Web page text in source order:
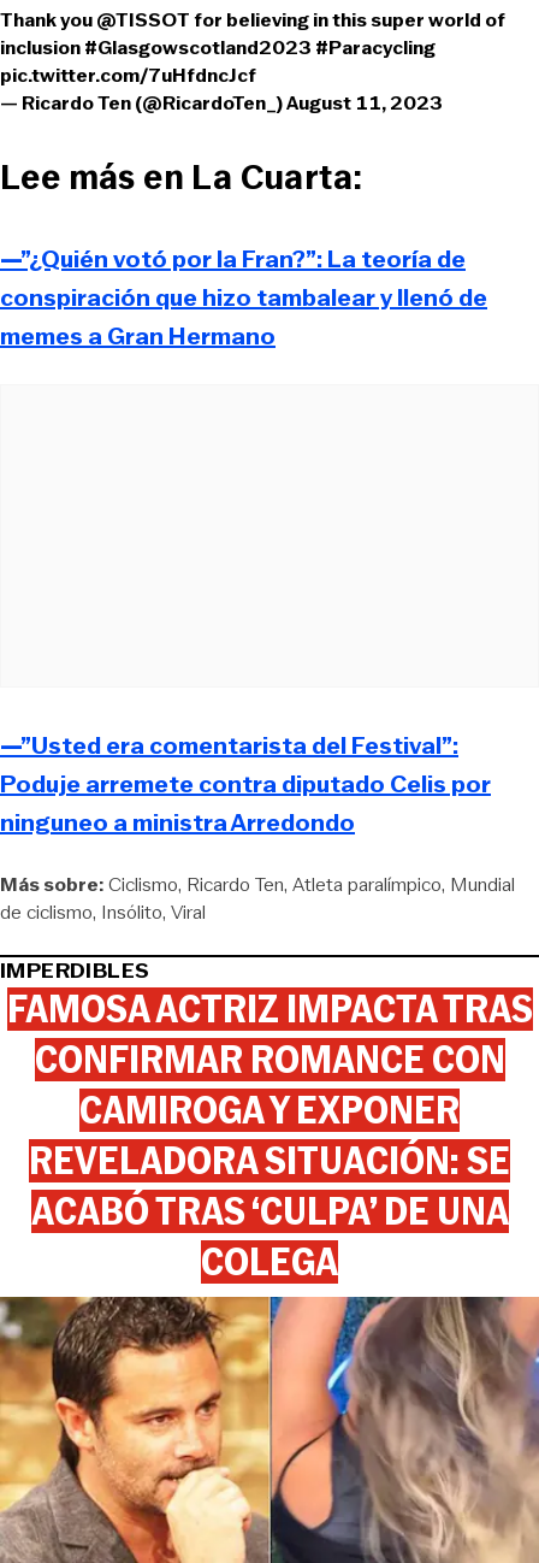
Thank you@TISSOTfor believing in this super world of
inclusion#Glasgowscotland2023 #Paracycling
pic.twitter.com/7uHfdncJcf
— Ricardo Ten (@RicardoTen_)August 11, 2023
Lee más en La Cuarta:
—”¿Quién votó por la Fran?”: La teoría de
conspiración que hizo tambalear y llenó de
memes a Gran Hermano
—”Usted era comentarista del Festival”:
Poduje arremete contra diputado Celis por
ninguneo a ministra Arredondo
Más sobre:Ciclismo Ricardo Ten Atleta paralímpico Mundial
de ciclismo Insólito Viral
IMPERDIBLES
FAMOSA ACTRIZ IMPACTA TRAS
CONFIRMAR ROMANCE CON
CAMIROGA Y EXPONER
REVELADORA SITUACIÓN: SE
ACABÓ TRAS ‘CULPA’ DE UNA
COLEGA